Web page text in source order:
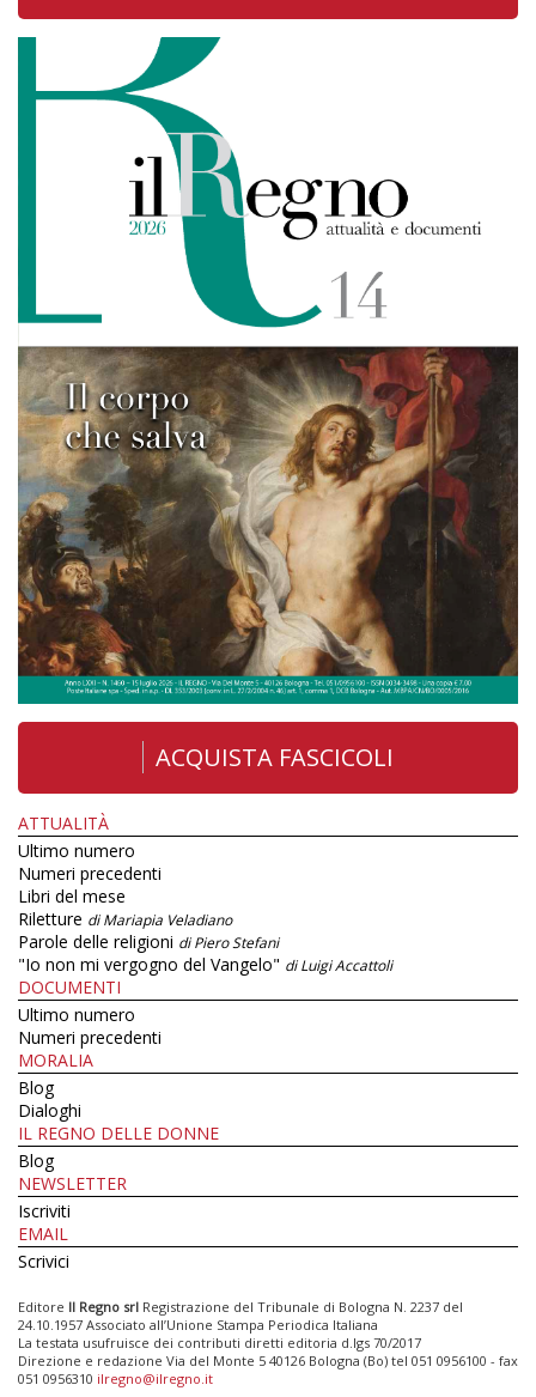
ACQUISTA FASCICOLI
ATTUALITÀ
Ultimo numero
Numeri precedenti
Libri del mese
Riletture di Mariapia Veladiano
Parole delle religioni di Piero Stefani
"Io non mi vergogno del Vangelo" di Luigi Accattoli
DOCUMENTI
Ultimo numero
Numeri precedenti
MORALIA
Blog
Dialoghi
IL REGNO DELLE DONNE
Blog
NEWSLETTER
Iscriviti
EMAIL
Scrivici
Editore Il Regno srl Registrazione del Tribunale di Bologna N. 2237 del
24.10.1957 Associato all’Unione Stampa Periodica Italiana
La testata usufruisce dei contributi diretti editoria d.lgs 70/2017
Direzione e redazione Via del Monte 5 40126 Bologna (Bo) tel 051 0956100 - fax
051 0956310 ilregno@ilregno.it